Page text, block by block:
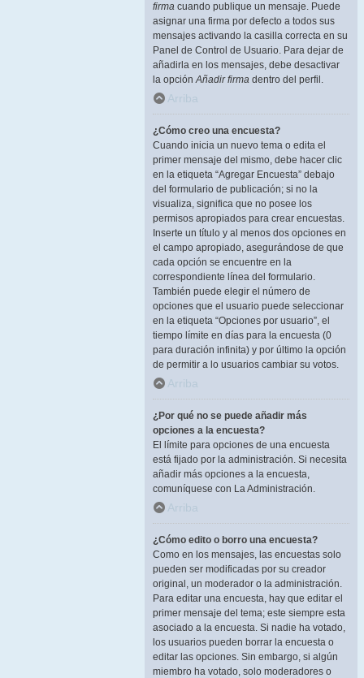
firma cuando publique un mensaje. Puede
asignar una firma por defecto a todos sus
mensajes activando la casilla correcta en su
Panel de Control de Usuario. Para dejar de
añadirla en los mensajes, debe desactivar
la opciónAñadir firma dentro del perfil.
Arriba
¿Cómo creo una encuesta?
Cuando inicia un nuevo tema o edita el
primer mensaje del mismo, debe hacer clic
en la etiqueta “Agregar Encuesta” debajo
del formulario de publicación; si no la
visualiza, significa que no posee los
permisos apropiados para crear encuestas.
Inserte un título y al menos dos opciones en
el campo apropiado, asegurándose de que
cada opción se encuentre en la
correspondiente línea del formulario.
También puede elegir el número de
opciones que el usuario puede seleccionar
en la etiqueta “Opciones por usuario”, el
tiempo límite en días para la encuesta (0
para duración infinita) y por último la opción
de permitir a lo usuarios cambiar su votos.
Arriba
¿Por qué no se puede añadir más
opciones a la encuesta?
El límite para opciones de una encuesta
está fijado por la administración. Si necesita
añadir más opciones a la encuesta,
comuníquese con La Administración.
Arriba
¿Cómo edito o borro una encuesta?
Como en los mensajes, las encuestas solo
pueden ser modificadas por su creador
original, un moderador o la administración.
Para editar una encuesta, hay que editar el
primer mensaje del tema; este siempre esta
asociado a la encuesta. Si nadie ha votado,
los usuarios pueden borrar la encuesta o
editar las opciones. Sin embargo, si algún
miembro ha votado, solo moderadores o